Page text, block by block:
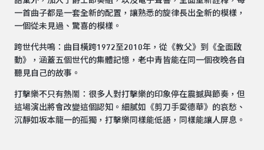
一首曲子都是一套全新的配置，讓熟悉的旋律長出全新的模樣，
一個從未見過、驚喜的模樣。
跨世代共鳴：曲目橫跨1972至2010年，從《教父》到《全面啟
動》，涵蓋五個世代的集體記憶，老中青皆能在同一個夜晚各自
聽見自己的故事。
打擊樂不只有熱鬧：很多人對打擊樂的印象停在震撼與節奏，但
這場演出將會改變這個認知。細膩如《剪刀手愛德華》的哀愁、
沉靜如坂本龍一的孤獨，打擊樂同樣能低語，同樣能讓人屏息。